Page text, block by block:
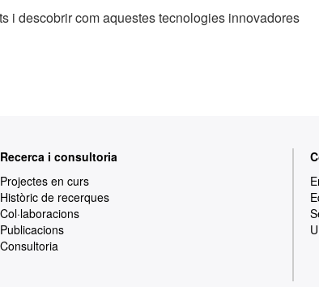
i descobrir com aquestes tecnologies innovadores
Recerca i consultoria
Projectes en curs
Històric de recerques
Col·laboracions
Publicacions
Consultoria